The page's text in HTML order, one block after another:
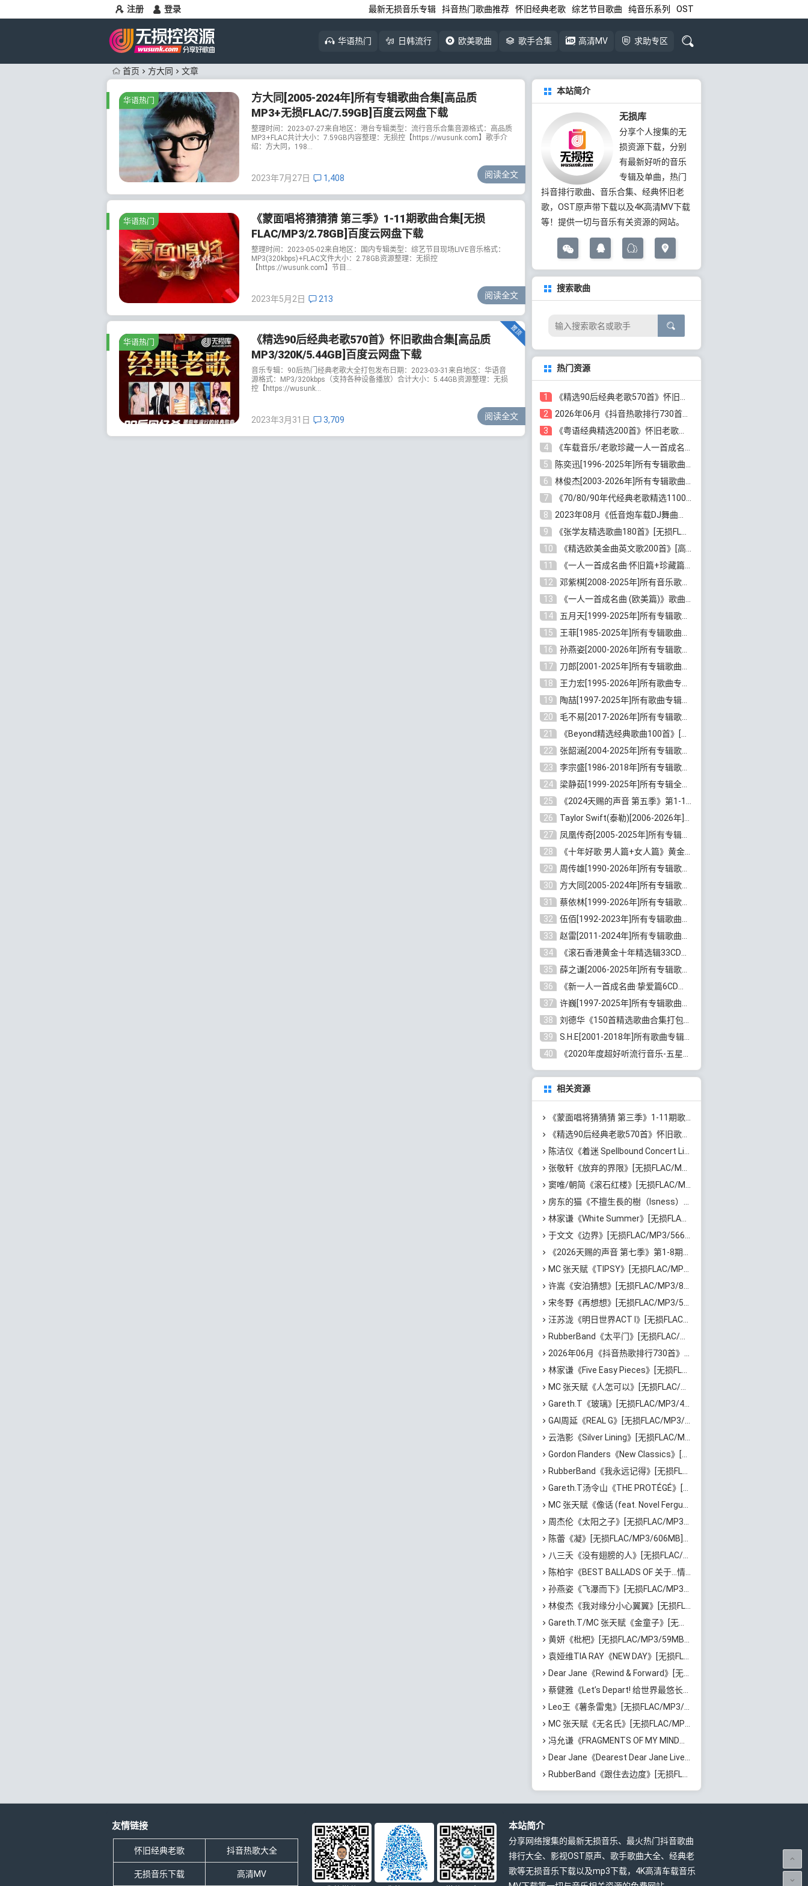
注册 登录 最新无损音乐专辑 抖音热门歌曲推荐 怀旧经典老歌 综艺节目歌曲 纯音乐系列 OST
华语热门 日韩流行 欧美歌曲 歌手合集 高清MV 求助专区
首页 方大同 文章
华语热门
方大同[2005-2024年]所有专辑歌曲合集[高品质
MP3+无损FLAC/7.59GB]百度云网盘下载
整理时间：2023-07-27来自地区：港台专辑类型：流行音乐合集音源格式：高品质
MP3+FLAC共计大小：7.59GB内容整理：无损控【https://wusunk.com】歌手介
绍：方大同，198...
2023年7月27日 1,408 阅读全文
华语热门
《蒙面唱将猜猜猜 第三季》1-11期歌曲合集[无损
FLAC/MP3/2.78GB]百度云网盘下载
整理时间：2023-05-02来自地区：国内专辑类型：综艺节目现场LIVE音乐格式：
MP3(320kbps)+FLAC文件大小：2.78GB资源整理：无损控
【https://wusunk.com】节目...
2023年5月2日 213 阅读全文
华语热门
《精选90后经典老歌570首》怀旧歌曲合集[高品质
MP3/320K/5.44GB]百度云网盘下载
音乐专辑：90后热门经典老歌大全打包发布日期：2023-03-31来自地区：华语音
源格式：MP3/320kbps（支持各种设备播放）合计大小：5.44GB资源整理：无损
控【https://wusunk...
2023年3月31日 3,709 阅读全文
本站简介
无损库
分享个人搜集的无
损资源下载，分别
有最新好听的音乐
专辑及单曲，热门
抖音排行歌曲、音乐合集、经典怀旧老
歌，OST原声带下载以及4K高清MV下载
等！提供一切与音乐有关资源的网站。
搜索歌曲
热门资源
1
《精选90后经典老歌570首》怀旧歌曲合集[高品质MP3/320K/5.44GB]百度云网盘下载
2
2026年06月《抖音热歌排行730首》最火热门歌曲整理[高品质MP3/320K/5.35GB]百度云网盘下载
3
《粤语经典精选200首》怀旧老歌大全[无损FLAC/MP3/6.77GB]百度云网盘下载
4
《车载音乐/老歌珍藏一人一首成名曲12CD》[无损WAV分轨+MP3/6.79GB]百度云网盘下载
5
陈奕迅[1996-2025年]所有专辑歌曲合集[无损FLAC/MP3/48.18GB]百度云网盘下载
6
林俊杰[2003-2026年]所有专辑歌曲全集[无损FLAC/MP3/13.05GB]百度云网盘下载
7
《70/80/90年代经典老歌精选1100首》[高品质MP3/320K/10GB]百度云网盘下载
8
2023年08月《低音炮车载DJ舞曲排行360首》劲爆歌曲合集[高品质MP3/320K/2.86GB]百度云网盘下载
9
《张学友精选歌曲180首》[无损FLAC/MP3/6.26GB]百度云网盘下载
10
《精选欧美金曲英文歌200首》[高品质MP3/320K/1.81GB]百度云网盘下载
11
《一人一首成名曲·怀旧篇+珍藏篇4CD》[无损WAV/DTS+高品质MP3/6.88GB]百度云网盘下载
12
邓紫棋[2008-2025年]所有音乐歌曲合集[无损FLAC/MP3/8.99GB]百度云网盘下载
13
《一人一首成名曲 (欧美篇)》歌曲合集打包[无损WAV/MP3/6.13GB]百度云网盘下载
14
五月天[1999-2025年]所有专辑歌曲合集打包[无损FLAC/MP3/23.84GB]百度云网盘下载
15
王菲[1985-2025年]所有专辑歌曲合集[无损FLAC/WAV/APE分轨+MP3/23.06GB]百度云网盘下载
16
孙燕姿[2000-2026年]所有专辑歌曲合集[无损FLAC/MP3/9.73GB]百度云网盘下载
17
刀郎[2001-2025年]所有专辑歌曲合集打包[无损FLAC/MP3/8.91GB]百度云网盘下载
18
王力宏[1995-2026年]所有歌曲专辑合集[无损FLAC/MP3/14.41GB]百度云网盘下载
19
陶喆[1997-2025年]所有歌曲专辑合集[无损FLAC/MP3/7.75GB]百度云网盘下载
20
毛不易[2017-2026年]所有专辑歌曲合集[无损FLAC/MP3/5.72GB]百度云网盘下载
21
《Beyond精选经典歌曲100首》[无损FLAC/MP3/3.85GB]百度云网盘下载
22
张韶涵[2004-2025年]所有专辑歌曲合集 [无损MP3/FLAC/7.5GB]百度云网盘下载
23
李宗盛[1986-2018年]所有专辑歌曲合集打包[无损FLAC/MP3/8.82GB]百度云网盘下载
24
梁静茹[1999-2025年]所有专辑全部歌曲打包[无损FLAC/MP3/10.71GB]百度云网盘下载
25
《2024天赐的声音 第五季》第1-12期歌曲[无损FLAC/MP3]百度云网盘下载
26
Taylor Swift(泰勒)[2006-2026年]所有歌曲合集打包[无损FLAC/MP3/23.78GB]百度云网盘下载
27
凤凰传奇[2005-2025年]所有专辑歌曲合集[无损WAV/FLAC+MP3/11.62GB]百度云网盘下载
28
《十年好歌·男人篇+女人篇》黄金国语珍藏6CD[无损WAV/MP3/4.09GB]百度云网盘下载
29
周传雄[1990-2026年]所有专辑歌曲全集[无损FLAC/MP3/10GB]百度云网盘下载
30
方大同[2005-2024年]所有专辑歌曲合集[高品质MP3+无损FLAC/7.59GB]百度云网盘下载
31
蔡依林[1999-2026年]所有专辑歌曲合集[无损FLAC/MP3/23.32GB]百度云网盘下载
32
伍佰[1992-2023年]所有专辑歌曲合集[高品质MP3/320K/3.92GB]百度云网盘下载
33
赵雷[2011-2024年]所有专辑歌曲打包[无损FLAC/MP3/2.64GB]百度云网盘下载
34
《滚石香港黄金十年精选辑33CD》[无损APE/WAV分轨/13.6GB]百度云网盘下载
35
薛之谦[2006-2025年]所有专辑歌曲合集[无损FLAC/MP3/5.20GB]百度云网盘下载
36
《新一人一首成名曲·挚爱篇6CD》[无损MP3/DTS/WAV分轨/4.43GB]百度云网盘下载
37
许巍[1997-2025年]所有专辑歌曲合集打包[无损FLAC/MP3/7.48GB]百度云网盘下载
38
刘德华《150首精选歌曲合集打包》[无损FLAC/MP3/5.26GB]百度云网盘下载
39
S.H.E[2001-2018年]所有歌曲专辑打包[无损FLAC/MP3/16.05GB]百度云网盘下载
40
《2020年度超好听流行音乐-五星珍藏版10CD》[无损WAV/MP3/6.77GB]百度云网盘下载
相关资源
《蒙面唱将猜猜猜 第三季》1-11期歌曲合集[无损FLAC/MP3/2.78GB]百度云网盘下载
《精选90后经典老歌570首》怀旧歌曲合集[高品质MP3/320K/5.44GB]百度云网盘下载
陈洁仪《着迷 Spellbound Concert Live Recording: 10th Anniversary (Live)》[无损FLAC/MP3/671MB]百度云网盘下载
张敬轩《放弃的界限》[无损FLAC/MP3/54MB]百度云网盘下载
窦唯/朝简《滚石红楼》[无损FLAC/MP3/576MB]百度云网盘下载
房东的猫《不擅生長的樹（Isness）》[无损FLAC/MP3/252MB]百度云网盘下载
林家谦《White Summer》[无损FLAC/MP3/1.81GB]百度云网盘下载
于文文《边界》[无损FLAC/MP3/566MB]百度云网盘下载
《2026天赐的声音 第七季》第1-8期歌曲[无损FLAC/MP3]百度云网盘下载
MC 张天赋《TIPSY》[无损FLAC/MP3/43MB]百度云网盘下载
许嵩《安泊猜想》[无损FLAC/MP3/801MB]百度云网盘下载
宋冬野《再想想》[无损FLAC/MP3/513MB]百度云网盘下载
汪苏泷《明日世界ACT I》[无损FLAC/MP3/861MB]百度云网盘下载
RubberBand《太平门》[无损FLAC/MP3/50MB]百度云网盘下载
2026年06月《抖音热歌排行730首》最火热门歌曲整理[高品质MP3/320K/5.35GB]百度云网盘下载
林家谦《Five Easy Pieces》[无损FLAC/MP3/223MB]百度云网盘下载
MC 张天赋《人怎可以》[无损FLAC/MP3/65MB]百度云网盘下载
Gareth.T《玻璃》[无损FLAC/MP3/46MB]百度云网盘下载
GAI周延《REAL G》[无损FLAC/MP3/729MB]百度云网盘下载
云浩影《Silver Lining》[无损FLAC/MP3/543MB]百度云网盘下载
Gordon Flanders《New Classics》[无损FLAC/MP3/529MB]百度云网盘下载
RubberBand《我永远记得》[无损FLAC/MP3/72MB]百度云网盘下载
Gareth.T汤令山《THE PROTÉGÉ》[无损FLAC/MP3/588MB]百度云网盘下载
MC 张天赋《像话 (feat. Novel Fergus)》[无损FLAC/MP3/62MB]百度云网盘下载
周杰伦《太阳之子》[无损FLAC/MP3/731MB]百度云网盘下载
陈蕾《凝》[无损FLAC/MP3/606MB]百度云网盘下载
八三夭《没有翅膀的人》[无损FLAC/MP3/571MB]百度云网盘下载
陈柏宇《BEST BALLADS OF 关于…情歌》[无损FLAC/MP3/579MB]百度云网盘下载
孙燕姿《飞瀑而下》[无损FLAC/MP3/71MB]百度云网盘下载
林俊杰《我对缘分小心翼翼》[无损FLAC/MP3/72MB]百度云网盘下载
Gareth.T/MC 张天赋《金童子》[无损FLAC/MP3/48MB]百度云网盘下载
黄妍《枇杷》[无损FLAC/MP3/59MB]百度云网盘下载
袁娅维TIA RAY《NEW DAY》[无损FLAC/MP3/418MB]百度云网盘下载
Dear Jane《Rewind & Forward》[无损FLAC/MP3/487MB]百度云网盘下载
蔡健雅《Let’s Depart! 给世界最悠长的吻 演唱会实录》[无损FLAC/MP3/2.1GB]百度云网盘下载
Leo王《薯条雷鬼》[无损FLAC/MP3/370MB]百度云网盘下载
MC 张天赋《无名氏》[无损FLAC/MP3/56MB]百度云网盘下载
冯允谦《FRAGMENTS OF MY MIND》[无损FLAC/MP3/340MB]百度云网盘下载
Dear Jane《Dearest Dear Jane Live 2025》[无损FLAC/MP3/4.3GB]百度云网盘下载
RubberBand《跟住去边度》[无损FLAC/MP3/91MB]百度云网盘下载
友情链接
怀旧经典老歌 抖音热歌大全
无损音乐下载
高清MV
本站简介
分享网络搜集的最新无损音乐、最火热门抖音歌曲
排行大全、影视OST原声、歌手歌曲大全、经典老
歌等无损音乐下载以及mp3下载，4K高清车载音乐